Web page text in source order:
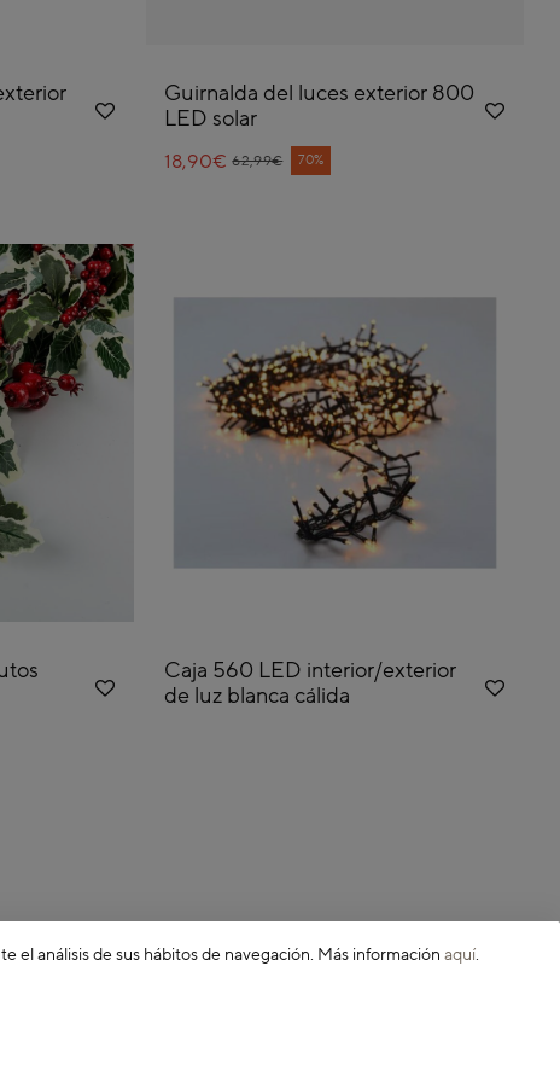
Guirnalda del luces exterior 800
LED solar
Price reduced from
62,99€
to 70%
18,90€
Caja 560 LED interior/exterior
de luz blanca cálida
el análisis de sus hábitos de navegación. Más información aquí.